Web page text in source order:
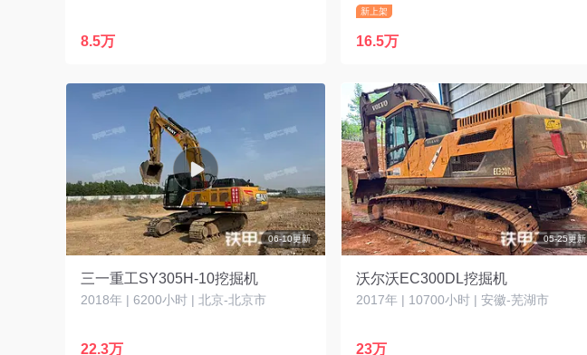
8.5万
新上架
16.5万
06-10更新
三一重工SY305H-10挖掘机
2018年 | 6200小时 | 北京-北京市
22.3万
05-25更新
沃尔沃EC300DL挖掘机
2017年 | 10700小时 | 安徽-芜湖市
23万